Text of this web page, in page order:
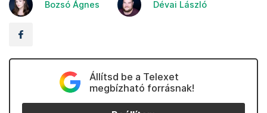
Bozsó Ágnes Dévai László
Állítsd be a Telexet
megbízható forrásnak!